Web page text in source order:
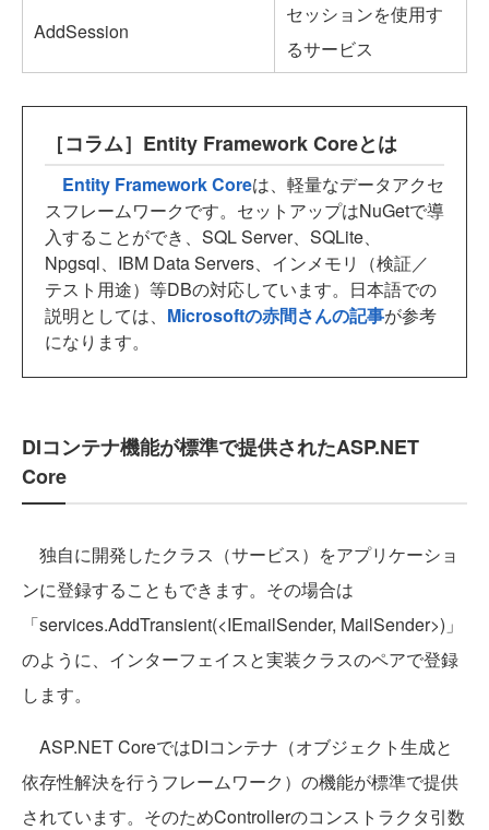
AddSession
セッションを使用す
るサービス
［コラム］Entity Framework Coreとは
Entity Framework Coreは、軽量なデータアクセ
スフレームワークです。セットアップはNuGetで導
入することができ、SQL Server、SQLite、
Npgsql、IBM Data Servers、インメモリ（検証／
テスト用途）等DBの対応しています。日本語での
説明としては、 Microsoftの赤間さんの記事が参考
になります。
DIコンテナ機能が標準で提供されたASP.NET
Core
独自に開発したクラス（サービス）をアプリケーショ
ンに登録することもできます。その場合は
「services.AddTransient(<IEmailSender, MailSender>)」
のように、インターフェイスと実装クラスのペアで登録
します。
ASP.NET CoreではDIコンテナ（オブジェクト生成と
依存性解決を行うフレームワーク）の機能が標準で提供
されています。そのためControllerのコンストラクタ引数